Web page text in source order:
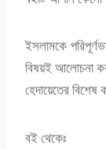
ইসলামকে
বিষয়ই আলোচনা
হেদায়েতের
বই থেকেঃ